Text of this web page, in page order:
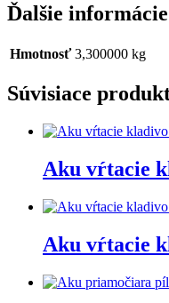
Ďalšie informácie
Hmotnosť 3,300000 kg
Súvisiace
Aku vŕtacie
Aku vŕtacie